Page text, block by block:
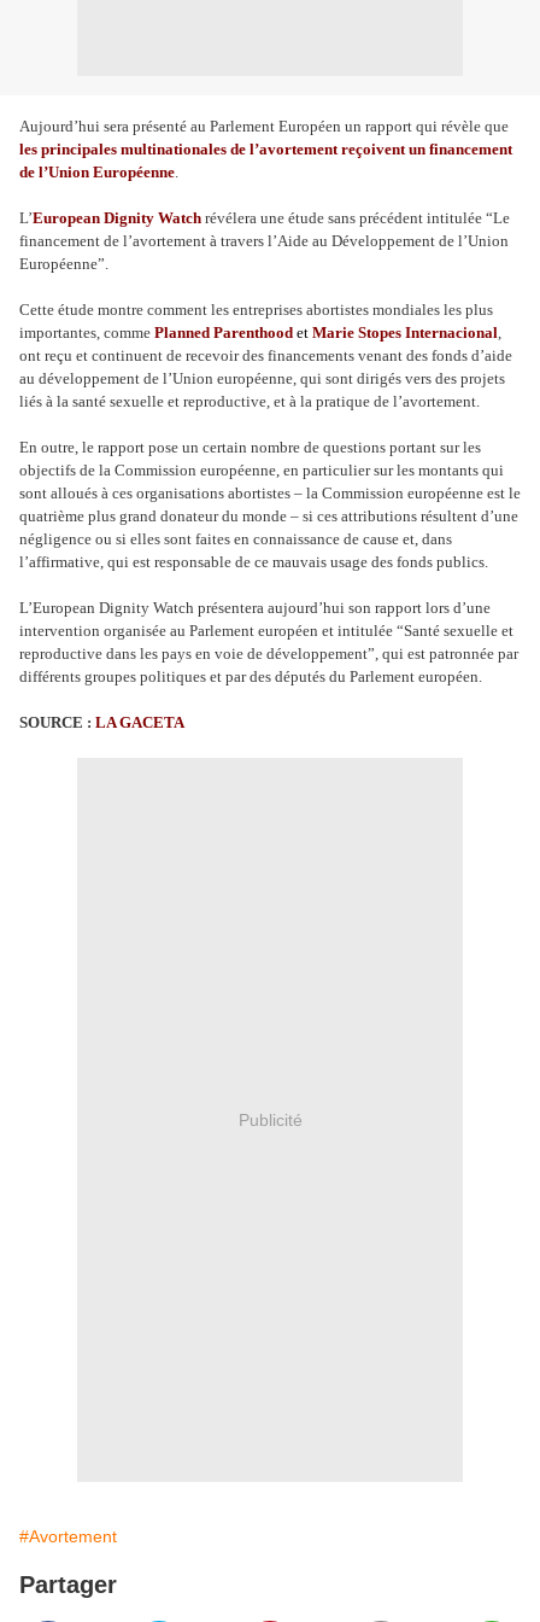
Aujourd’hui sera présenté au Parlement Européen un rapport qui révèle que
les principales multinationales de l’avortement reçoivent un financement
de l’Union Européenne.
L’European Dignity Watch révélera une étude sans précédent intitulée “Le
financement de l’avortement à travers l’Aide au Développement de l’Union
Européenne”.
Cette étude montre comment les entreprises abortistes mondiales les plus
importantes, comme Planned Parenthood et Marie Stopes Internacional,
ont reçu et continuent de recevoir des financements venant des fonds d’aide
au développement de l’Union européenne, qui sont dirigés vers des projets
liés à la santé sexuelle et reproductive, et à la pratique de l’avortement.
En outre, le rapport pose un certain nombre de questions portant sur les
objectifs de la Commission européenne, en particulier sur les montants qui
sont alloués à ces organisations abortistes – la Commission européenne est le
quatrième plus grand donateur du monde – si ces attributions résultent d’une
négligence ou si elles sont faites en connaissance de cause et, dans
l’affirmative, qui est responsable de ce mauvais usage des fonds publics.
L’European Dignity Watch présentera aujourd’hui son rapport lors d’une
intervention organisée au Parlement européen et intitulée “Santé sexuelle et
reproductive dans les pays en voie de développement”, qui est patronnée par
différents groupes politiques et par des députés du Parlement européen.
SOURCE : LA GACETA
Publicité
#Avortement
Partager